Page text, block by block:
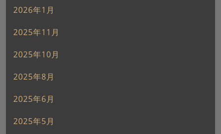
2026年1月
2025年11月
2025年10月
2025年8月
2025年6月
2025年5月